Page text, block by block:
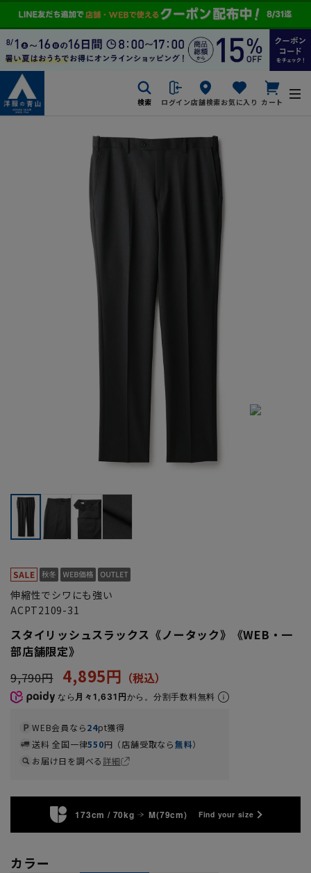
検索 ログイン店舗検索お気に入り カート
伸縮性でシワにも強い
ACPT2109-31
スタイリッシュスラックス《ノータック》《WEB・一
部店舗限定》
9,790円 4,895円
なら 月々1,631円から。分割手数料無料
WEB会員なら24pt獲得
送料 全国一律550円（店舗受取なら無料）
お届け日を調べる詳細
173cm / 70kg M(79cm) Find your size
カラー